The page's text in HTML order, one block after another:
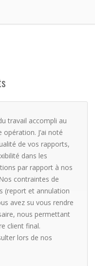
travail accompli au
J’ai noté
de vos rapports,
dans les
par rapport à nos
contraintes de
(report et annulation
avez su vous rendre
nous permettant
client final.
lors de nos